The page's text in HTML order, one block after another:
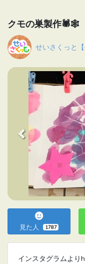
クモの巣製作🕷🕸
せいさくっと【
Previous
見た人 1787
インスタグラムより